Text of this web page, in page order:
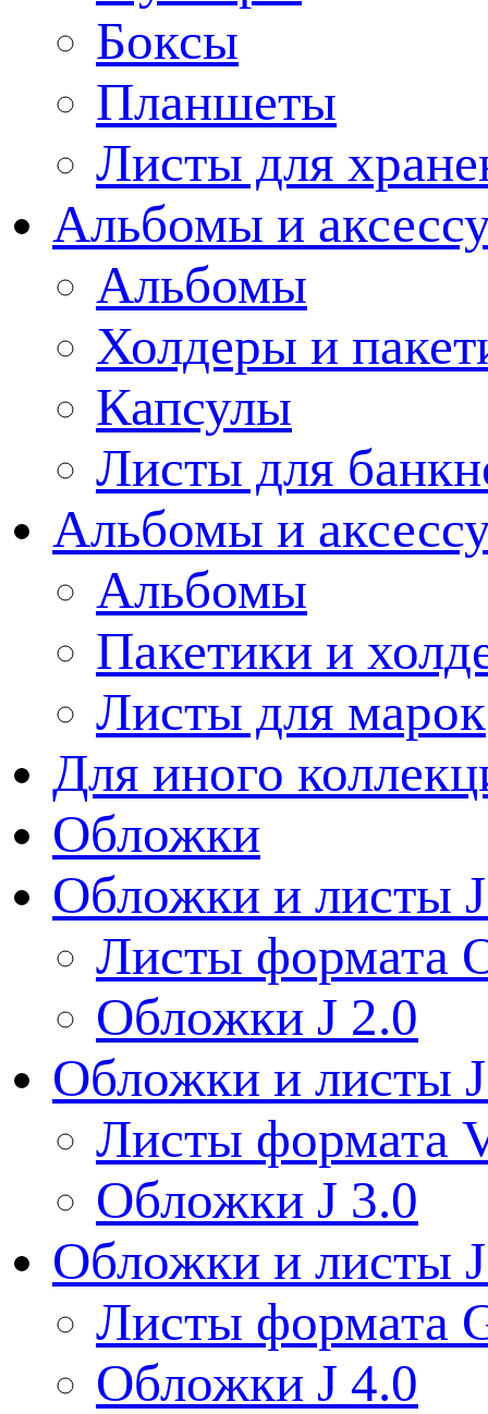
Боксы
Планшеты
Листы для
Альбомы и
Альбомы
Холдеры и
Капсулы
Листы для
Альбомы и
Альбомы
Пакетики и
Листы для марок
Для иного
Обложки
Обложки и листы
Листы формата
Обложки J 2.0
Обложки и листы
Листы формата
Обложки J 3.0
Обложки и листы
Листы формата
Обложки J 4.0